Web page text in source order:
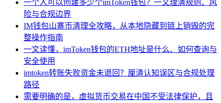
一个人可以创建多少个imToken钱包？一文理清规则、风
险与合规边界
IM钱包山寨币清理全攻略，从本地隐藏到链上销毁的完
整操作指南
一文读懂，imToken钱包的ETH地址是什么、如何查询与
安全使用
imtoken转账失败资金未退回？厘清认知误区与合规处理
路径
需要明确的是，虚拟货币交易在中国不受法律保护，且